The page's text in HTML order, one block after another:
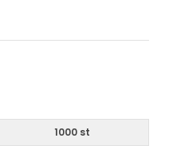
1000 st